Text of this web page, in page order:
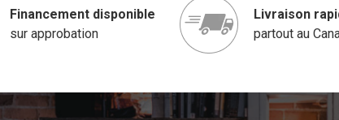
Financement disponible
sur approbation
Livraison
partout au